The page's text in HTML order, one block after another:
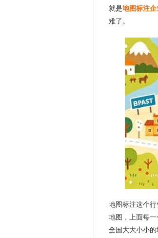
就是地图标注企
难了。
地图标注这个
地图，上面每
全国大大小小